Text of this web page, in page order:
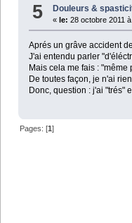
5 Douleurs &
«le: 28 octobre 2011
Aprés un grâve accident
J'ai entendu parler
Mais cela me fais :
De toutes façon, je n'ai
Donc, question : j'ai "trés"
Pages: [1]